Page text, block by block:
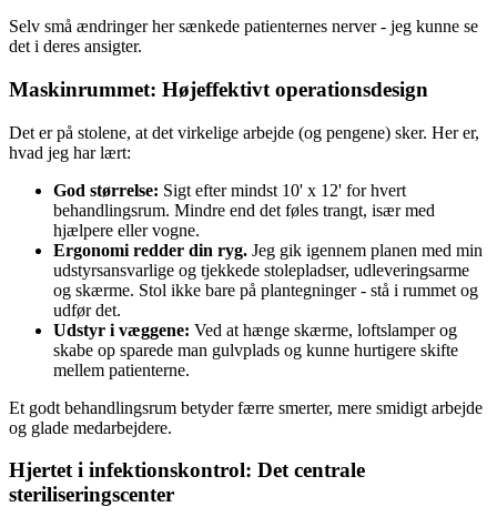
Selv små ændringer her sænkede patienternes nerver - jeg kunne se
det i deres ansigter.
Maskinrummet: Højeffektivt operationsdesign
Det er på stolene, at det virkelige arbejde (og pengene) sker. Her er,
hvad jeg har lært:
God størrelse: Sigt efter mindst 10' x 12' for hvert
behandlingsrum. Mindre end det føles trangt, især med
hjælpere eller vogne.
Ergonomi redder din ryg. Jeg gik igennem planen med min
udstyrsansvarlige og tjekkede stolepladser, udleveringsarme
og skærme. Stol ikke bare på plantegninger - stå i rummet og
udfør det.
Udstyr i væggene: Ved at hænge skærme, loftslamper og
skabe op sparede man gulvplads og kunne hurtigere skifte
mellem patienterne.
Et godt behandlingsrum betyder færre smerter, mere smidigt arbejde
og glade medarbejdere.
Hjertet i infektionskontrol: Det centrale
steriliseringscenter